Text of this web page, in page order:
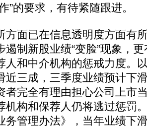
”的要求，有待紧随跟进。
面已在信息透明度方面有
遏制新股业绩“变脸”现象，
人和中介机构的惩戒力度。
近三成，三季度业绩预计下
者完全有理由担心公司上市
机构和保荐人仍将逃过惩罚
务管理办法》，当年业绩下